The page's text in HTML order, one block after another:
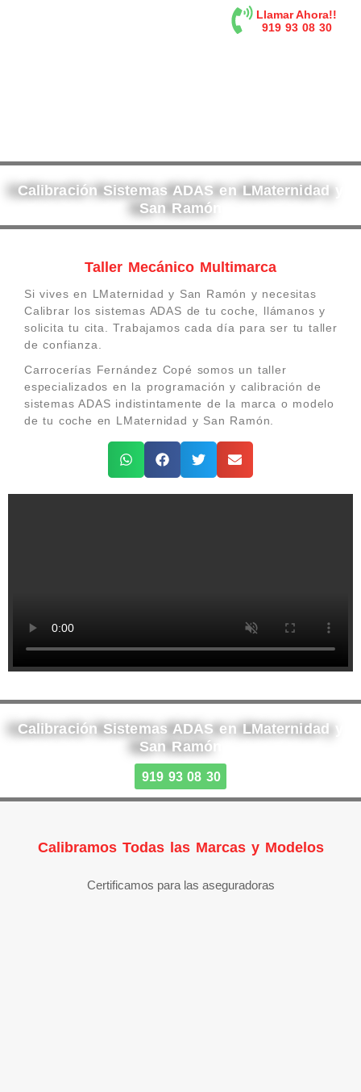
Llamar Ahora!!
919 93 08 30
Calibración Sistemas ADAS en LMaternidad y
San Ramón
Taller Mecánico Multimarca
Si vives en LMaternidad y San Ramón y necesitas
Calibrar los sistemas ADAS de tu coche, llámanos y
solicita tu cita. Trabajamos cada día para ser tu taller
de confianza.
Carrocerías Fernández Copé somos un taller
especializados en la programación y calibración de
sistemas ADAS indistintamente de la marca o modelo
de tu coche en LMaternidad y San Ramón.
Calibración Sistemas ADAS en LMaternidad y
San Ramón
919 93 08 30
Calibramos Todas las Marcas y Modelos
Certificamos para las aseguradoras